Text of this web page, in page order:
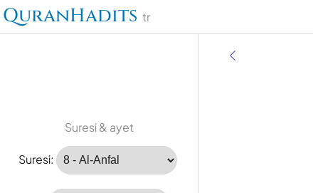
QuranHadits tr
Suresi & ayet
Suresi: